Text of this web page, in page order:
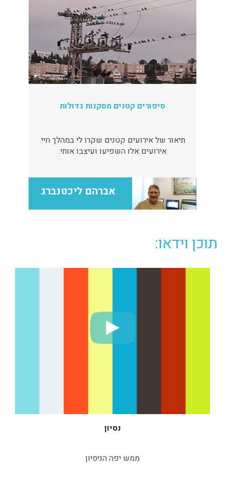
סיפורים קטנים מסקנות גדולות
תיאור של אירועים קטנים שקרו לי במהלך חיי.
אירועים אלו השפיעו ועיצבו אותי.
אברהם ליכטנברג
תוכן וידאו:
נסיון
ממש יפה הניסיון